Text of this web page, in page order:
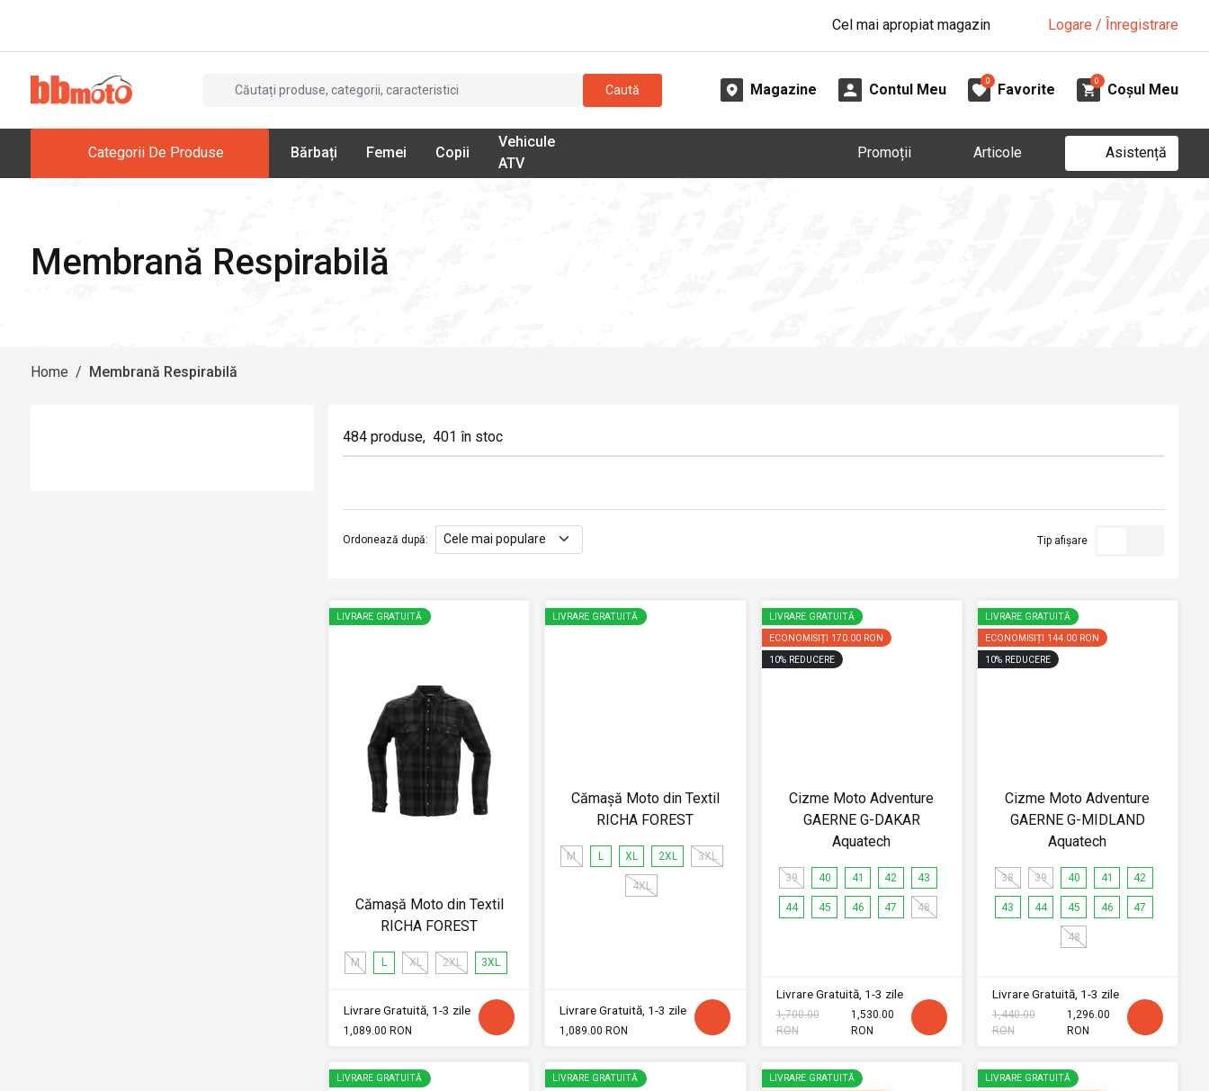
Cel mai apropiat magazin Logare / Înregistrare
Caută Magazine Contul Meu
0
Favorite
0
Coșul Meu
Categorii De Produse Bărbați Femei Copii
Vehicule
ATV
Promoții Articole Asistență
Membrană Respirabilă
Home / Membrană Respirabilă
484 produse, 401 în stoc
Ordonează după: Tip afișare
LIVRARE GRATUITĂ
Cămașă Moto din Textil
RICHA FOREST
M L XL 2XL 3XL
Livrare Gratuită, 1-3 zile
1,089.00 RON
LIVRARE GRATUITĂ
Cămașă Moto din Textil
RICHA FOREST
M L XL 2XL 3XL
4XL
Livrare Gratuită, 1-3 zile
1,089.00 RON
LIVRARE GRATUITĂ
ECONOMISIȚI 170.00 RON
10% REDUCERE
Cizme Moto Adventure
GAERNE G-DAKAR
Aquatech
39 40 41 42 43
44 45 46 47 48
Livrare Gratuită, 1-3 zile
1,700.00
RON
1,530.00
RON
LIVRARE GRATUITĂ
ECONOMISIȚI 144.00 RON
10% REDUCERE
Cizme Moto Adventure
GAERNE G-MIDLAND
Aquatech
38 39 40 41 42
43 44 45 46 47
48
Livrare Gratuită, 1-3 zile
1,440.00
RON
1,296.00
RON
LIVRARE GRATUITĂ LIVRARE GRATUITĂ
LIVRARE GRATUITĂ
LIVRARE GRATUITĂ